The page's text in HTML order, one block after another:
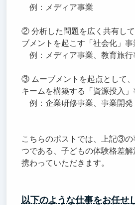
例：メディア事業
② 分析した問題を広く共有し
ブメントを起こす「社会化」事
例：メディア事業、教育旅行
③ ムーブメントを起点として
キームを構築する「資源投入」
例：企業研修事業、事業開発
こちらのポストでは、上記③の
つである、子どもの体験格差
携わっていただきます。
以下のような仕事をお任せ